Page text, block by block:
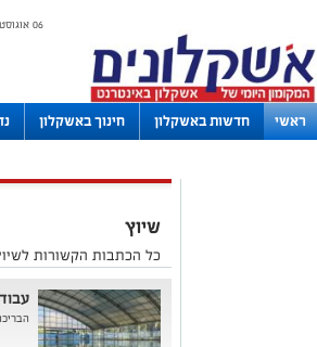
06 אוגוסט 2026 / 03:55
ראשי חדשות באשקלון חינוך באשקלון
שיוץ
כל הכתבות הקשורות